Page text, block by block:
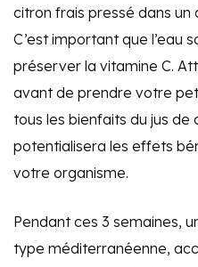
citron frais pressé dans un
C’est important que l’eau
préserver la vitamine C.
avant de prendre votre
tous les bienfaits du jus de
potentialisera les effets
votre organisme.
Pendant ces 3 semaines,
type méditerranéenne,